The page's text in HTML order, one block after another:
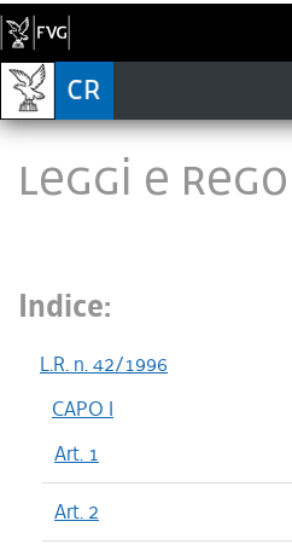
LEGGI E
Indice:
L.R. n. 42/1996
CAPO I
Art. 1
Art. 2